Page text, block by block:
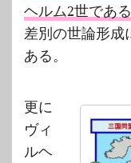
ヘルム2世である
差別の世論形成
ある。
更に
ヴィ
ルヘ